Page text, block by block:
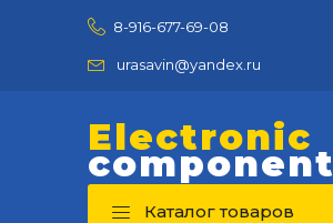
8-916-677-69-08
urasavin@yandex.ru
Electronic
component
Каталог товаров